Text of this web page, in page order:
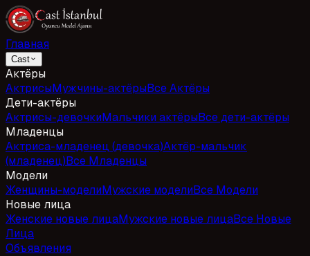
Главная
Cast
Актёры
АктрисыМужчины-актёрыВсе Актёры
Дети-актёры
Актрисы-девочкиМальчики актёрыВсе дети-актёры
Младенцы
Актриса-младенец (девочка)Актёр-мальчик
(младенец)Все Младенцы
Модели
Женщины-моделиМужские моделиВсе Модели
Новые лица
Женские новые лицаМужские новые лицаВсе Новые
Лица
Объявления